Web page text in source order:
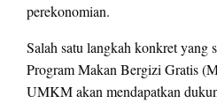
perekonomian.
Salah satu langkah konkret yang
Program Makan Bergizi Gratis
UMKM akan mendapatkan